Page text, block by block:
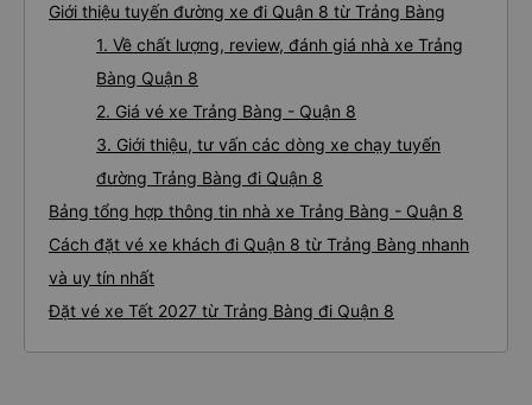
Giới thiệu tuyến đường xe đi Quận 8 từ Trảng Bàng
1. Về chất lượng, review, đánh giá nhà xe Trảng
Bàng Quận 8
2. Giá vé xe Trảng Bàng - Quận 8
3. Giới thiệu, tư vấn các dòng xe chạy tuyến
đường Trảng Bàng đi Quận 8
Bảng tổng hợp thông tin nhà xe Trảng Bàng - Quận 8
Cách đặt vé xe khách đi Quận 8 từ Trảng Bàng nhanh
và uy tín nhất
Đặt vé xe Tết 2027 từ Trảng Bàng đi Quận 8